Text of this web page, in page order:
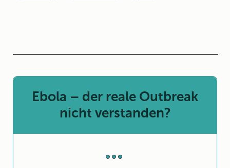
Ebola – der reale Outbreak
nicht verstanden?